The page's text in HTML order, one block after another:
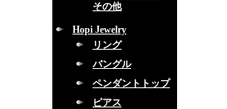
その他
Hopi Jewelry
リング
バングル
ペンダントトップ
ピアス